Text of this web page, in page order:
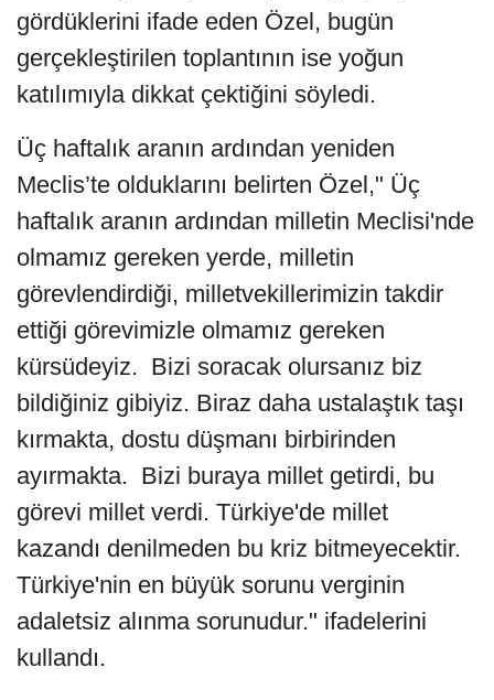
gördüklerini ifade eden Özel, bugün
gerçekleştirilen toplantının ise yoğun
katılımıyla dikkat çektiğini söyledi.
Üç haftalık aranın ardından yeniden
Meclis’te olduklarını belirten Özel," Üç
haftalık aranın ardından milletin Meclisi'nde
olmamız gereken yerde, milletin
görevlendirdiği, milletvekillerimizin takdir
ettiği görevimizle olmamız gereken
kürsüdeyiz. Bizi soracak olursanız biz
bildiğiniz gibiyiz. Biraz daha ustalaştık taşı
kırmakta, dostu düşmanı birbirinden
ayırmakta. Bizi buraya millet getirdi, bu
görevi millet verdi. Türkiye'de millet
kazandı denilmeden bu kriz bitmeyecektir.
Türkiye'nin en büyük sorunu verginin
adaletsiz alınma sorunudur." ifadelerini
kullandı.